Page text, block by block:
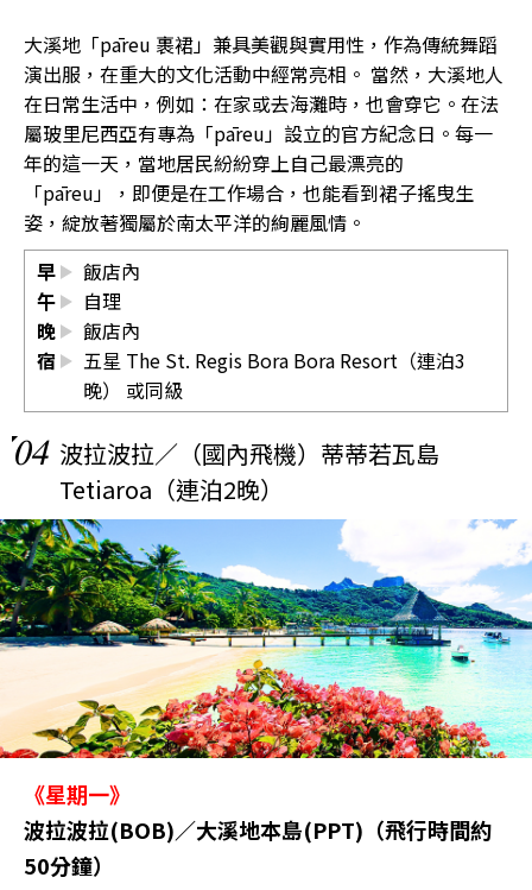
大溪地「pāreu 裹裙」兼具美觀與實用性，作為傳統舞蹈
演出服，在重大的文化活動中經常亮相。 當然，大溪地人
在日常生活中，例如：在家或去海灘時，也會穿它。在法
屬玻里尼西亞有專為「pāreu」設立的官方紀念日。每一
年的這一天，當地居民紛紛穿上自己最漂亮的
「pāreu」，即便是在工作場合，也能看到裙子搖曳生
姿，綻放著獨屬於南太平洋的絢麗風情。
早
飯店內
午
自理
晚
飯店內
宿
五星 The St. Regis Bora Bora Resort（連泊3
晚） 或同級
04 波拉波拉／（國內飛機）蒂蒂若瓦島
Tetiaroa（連泊2晚）
《星期一》
波拉波拉(BOB)／大溪地本島(PPT)（飛行時間約
50分鐘）